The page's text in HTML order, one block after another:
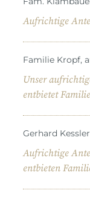
Aufrichtige
Familie Kropf,
Unser
entbietet
Gerhard
Aufrichtige
entbieten